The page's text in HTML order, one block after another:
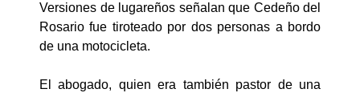
Versiones de lugareños señalan que Cedeño del
Rosario fue tiroteado por dos personas a bordo
de una motocicleta.
El abogado, quien era también pastor de una